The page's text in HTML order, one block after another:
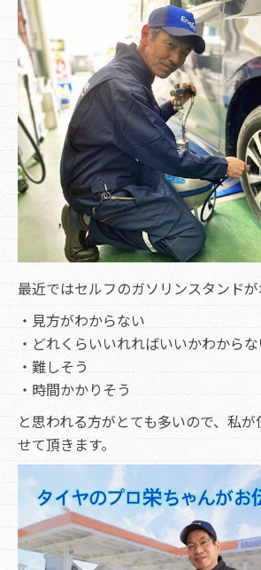
最近ではセルフのガソリンスタンドが
・見方がわからない
・どれくらいいれればいいかわから
・難しそう
・時間かかりそう
と思われる方がとても多いので、私
せて頂きます。